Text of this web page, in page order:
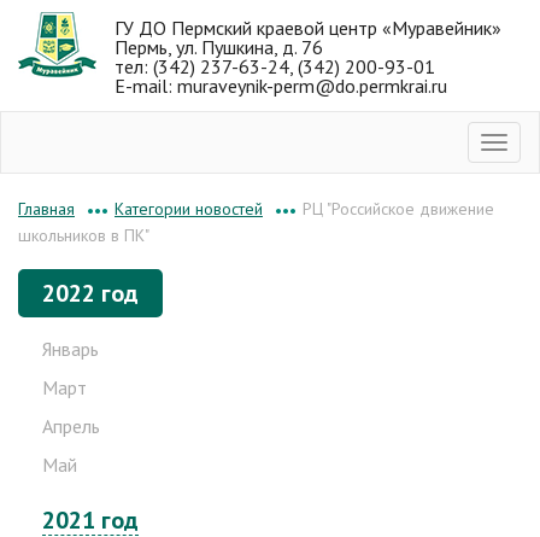
ГУ ДО Пермский краевой центр «Муравейник»
Пермь, ул. Пушкина, д. 76
тел: (342) 237-63-24, (342) 200-93-01
E-mail: muraveynik-perm@do.permkrai.ru
Главная ••• Категории новостей ••• РЦ "Российское движение
школьников в ПК"
2022 год
Январь
Март
Апрель
Май
2021 год